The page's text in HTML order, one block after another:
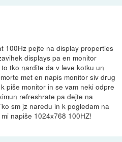
100Hz pejte na display properties
displays pa en monitor
tko nardite da v leve kotku un
met en napis monitor siv drug
piše monitor in se vam neki odpre
refreshrate pa dejte na
sm jz naredu in k pogledam na
napiše 1024x768 100HZ!